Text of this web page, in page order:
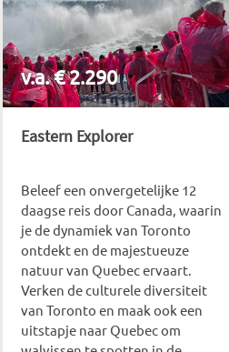
v.a. € 2.290
Eastern Explorer
Beleef een onvergetelijke 12
daagse reis door Canada, waarin
je de dynamiek van Toronto
ontdekt en de majestueuze
natuur van Quebec ervaart.
Verken de culturele diversiteit
van Toronto en maak ook een
uitstapje naar Quebec om